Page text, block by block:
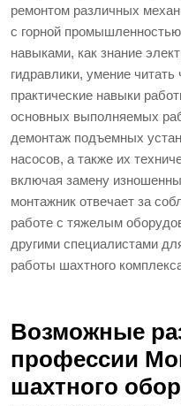
ремонтом различных
с горной
навыками, как знание
гидравлики, умение
практические навыки
основных выполняемых
демонтаж подъемных
насосов, а также их
включая замену
монтажник отвечает за
работе с тяжелым
другими специалистами
работы шахтного
Возможные
профессии
шахтного